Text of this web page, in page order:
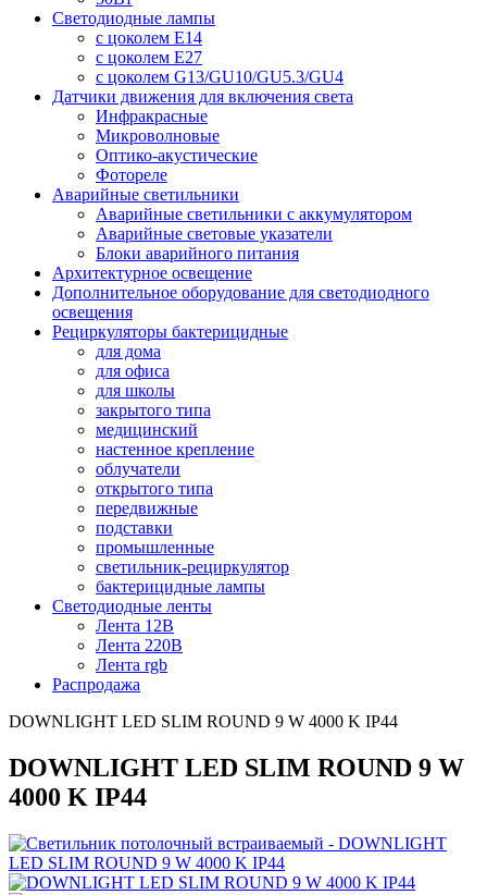
Светодиодные лампы
с цоколем E14
с цоколем E27
с цоколем G13/GU10/GU5.3/GU4
Датчики движения для включения света
Инфракрасные
Микроволновые
Оптико-акустические
Фотореле
Аварийные светильники
Аварийные светильники с аккумулятором
Аварийные световые указатели
Блоки аварийного питания
Архитектурное освещение
Дополнительное оборудование для светодиодного
освещения
Рециркуляторы бактерицидные
для дома
для офиса
для школы
закрытого типа
медицинский
настенное крепление
облучатели
открытого типа
передвижные
подставки
промышленные
светильник-рециркулятор
бактерицидные лампы
Светодиодные ленты
Лента 12В
Лента 220В
Лента rgb
Распродажа
DOWNLIGHT LED SLIM ROUND 9 W 4000 K IP44
DOWNLIGHT LED SLIM ROUND 9 W
4000 K IP44